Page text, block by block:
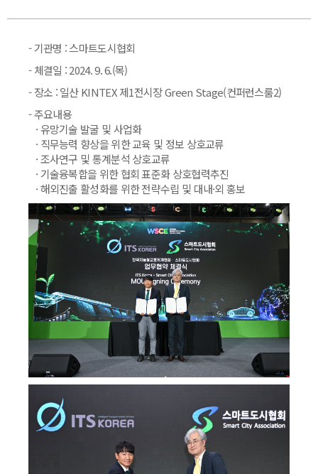
- 기관명 : 스마트도시협회
- 체결일 : 2024. 9. 6.(목)
- 장소 : 일산 KINTEX 제1전시장 Green Stage(컨퍼런스룸2)
- 주요내용
· 유망기술 발굴 및 사업화
· 직무능력 향상을 위한 교육 및 정보 상호교류
· 조사연구 및 통계분석 상호교류
· 기술융복합을 위한 협회 표준화 상호협력추진
· 해외진출 활성화를 위한 전략수립 및 대내·외 홍보